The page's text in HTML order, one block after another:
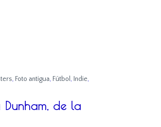
, Foto antigua, Fútbol , Indie,
de la